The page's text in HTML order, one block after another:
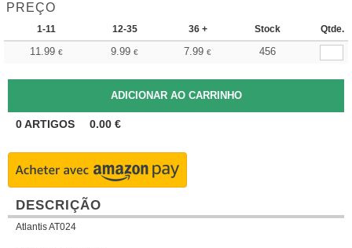
PREÇO
1-11 12-35 36 + Stock Qtde.
11.99 € 9.99 € 7.99 € 456
0ARTIGOS 0.00 €
DESCRIÇÃO
Atlantis AT024